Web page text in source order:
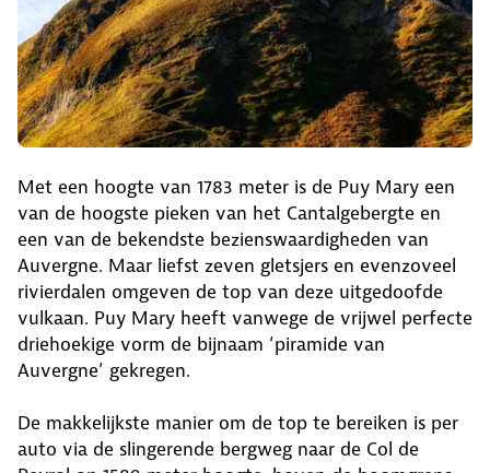
Met een hoogte van 1783 meter is de Puy Mary een
van de hoogste pieken van het Cantalgebergte en
een van de bekendste bezienswaardigheden van
Auvergne. Maar liefst zeven gletsjers en evenzoveel
rivierdalen omgeven de top van deze uitgedoofde
vulkaan. Puy Mary heeft vanwege de vrijwel perfecte
driehoekige vorm de bijnaam ‘piramide van
Auvergne’ gekregen.
De makkelijkste manier om de top te bereiken is per
auto via de slingerende bergweg naar de Col de